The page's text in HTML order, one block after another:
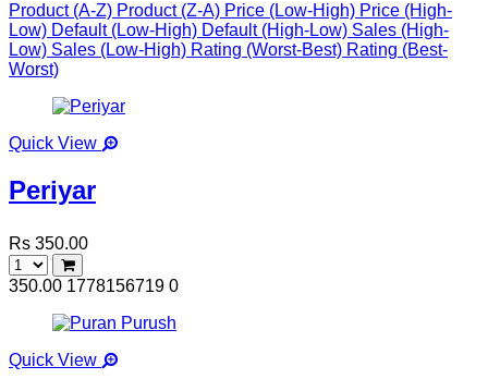
Product (A-Z) Product (Z-A) Price (Low-High) Price (High-
Low) Default (Low-High) Default (High-Low) Sales (High-
Low) Sales (Low-High) Rating (Worst-Best) Rating (Best-
Worst)
Quick View
Periyar
Rs 350.00
350.00 1778156719 0
Quick View